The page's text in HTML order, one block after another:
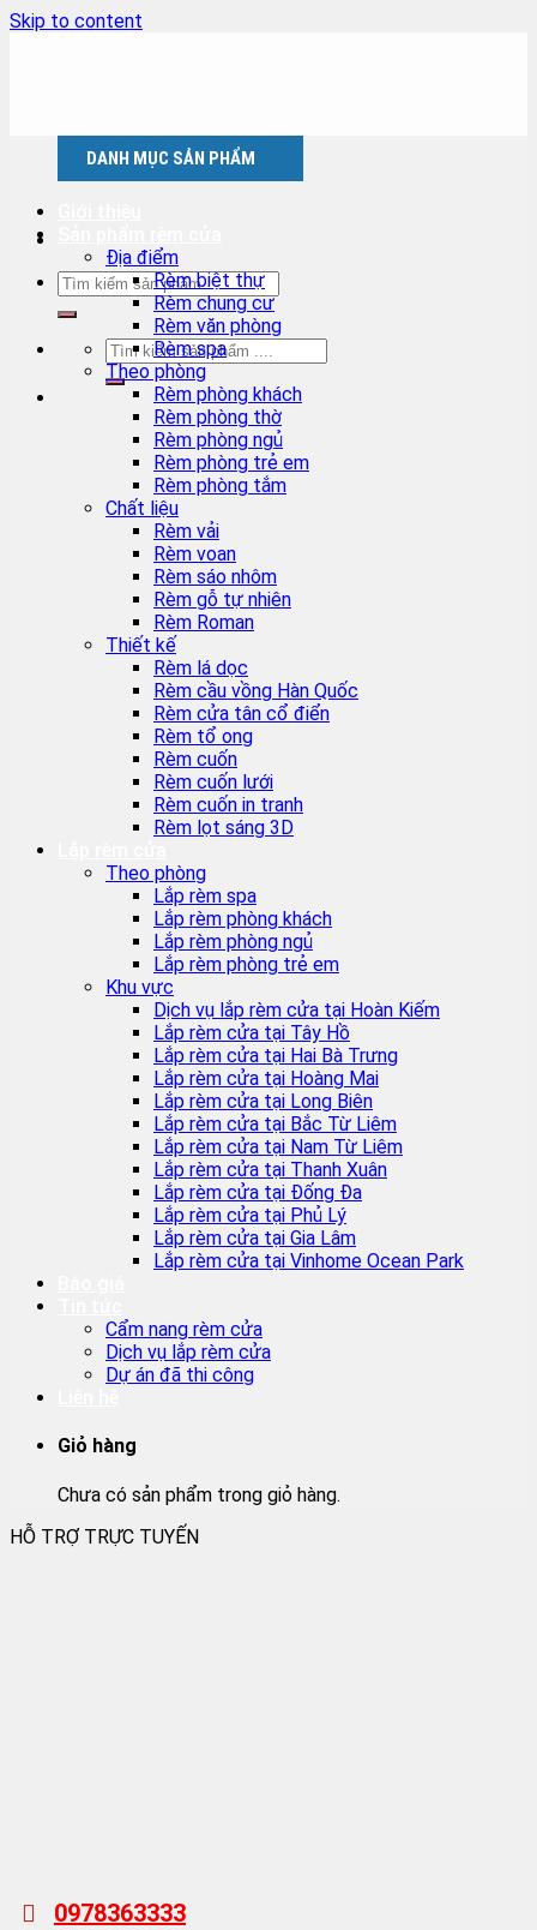
Skip to content
DANH MỤC SẢN PHẨM
Địa điểm
Rèm biệt thự
Rèm chung cư
Rèm văn phòng
Rèm spa
Theo phòng
Rèm phòng khách
Rèm phòng thờ
Rèm phòng ngủ
Rèm phòng trẻ em
Rèm phòng tắm
Chất liệu
Rèm vải
Rèm voan
Rèm sáo nhôm
Rèm gỗ tự nhiên
Rèm Roman
Thiết kế
Rèm lá dọc
Rèm cầu vồng Hàn Quốc
Rèm cửa tân cổ điển
Rèm tổ ong
Rèm cuốn
Rèm cuốn lưới
Rèm cuốn in tranh
Rèm lọt sáng 3D
Theo phòng
Lắp rèm spa
Lắp rèm phòng khách
Lắp rèm phòng ngủ
Lắp rèm phòng trẻ em
Khu vực
Dịch vụ lắp rèm cửa tại Hoàn Kiếm
Lắp rèm cửa tại Tây Hồ
Lắp rèm cửa tại Hai Bà Trưng
Lắp rèm cửa tại Hoàng Mai
Lắp rèm cửa tại Long Biên
Lắp rèm cửa tại Bắc Từ Liêm
Lắp rèm cửa tại Nam Từ Liêm
Lắp rèm cửa tại Thanh Xuân
Lắp rèm cửa tại Đống Đa
Lắp rèm cửa tại Phủ Lý
Lắp rèm cửa tại Gia Lâm
Lắp rèm cửa tại Vinhome Ocean Park
Cẩm nang rèm cửa
Dịch vụ lắp rèm cửa
Dự án đã thi công
Giỏ hàng
Chưa có sản phẩm trong giỏ hàng.
HỖ TRỢ TRỰC TUYẾN
0978363333